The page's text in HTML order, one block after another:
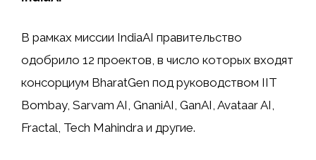
В рамках миссии IndiaAI правительство
одобрило 12 проектов, в число которых входят
консорциум BharatGen под руководством IIT
Bombay, Sarvam AI, GnaniAI, GanAI, Avataar AI,
Fractal, Tech Mahindra и другие.